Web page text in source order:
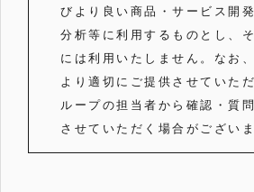
びより良い商品・サービス開
分析等に利用するものとし、
には利用いたしません。なお
より適切にご提供させていた
ループの担当者から確認・質
させていただく場合がございま